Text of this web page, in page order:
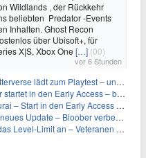
Wildlands , der Rückkehr
beliebten Predator -Events
Inhalten. Ghost Recon
über Ubisoft+, für
X|S, Xbox One […] (00)
vor 6 Stunden
zum Playtest – und erscheint schon bald!
in den Early Access – bald gehts los!
den Early Access ab heute im feudalen Japan
– Bloober verbessert Grafik und Performance
an – Veteranen können endlich weiter aufsteigen